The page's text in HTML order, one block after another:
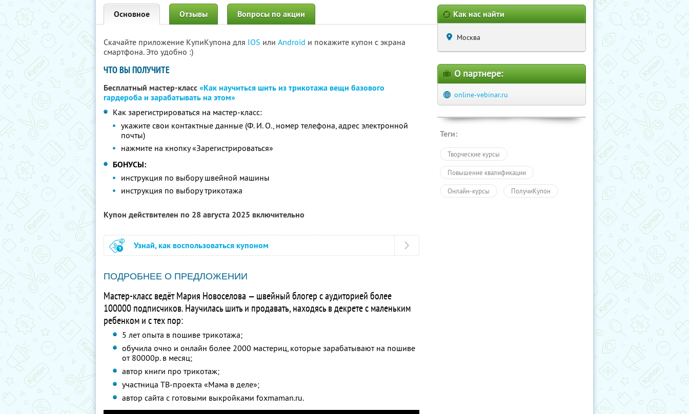
Основное Отзывы Вопросы по акции
Скачайте приложение КупиКупона для IOS или Android и покажите купон с экрана
смартфона. Это удобно :)
ЧТО ВЫ ПОЛУЧИТЕ
Бесплатный мастер-класс«Как научиться шить из трикотажа вещи базового
гардероба и зарабатывать на этом»
Как зарегистрироваться на мастер-класс:
укажите свои контактные данные (Ф. И. О., номер телефона, адрес электронной
почты)
нажмите на кнопку «Зарегистрироваться»
БОНУСЫ:
инструкция по выбору швейной машины
инструкция по выбору трикотажа
Купон действителен по 28 августа 2025 включительно
Узнай, как воспользоваться купоном
ПОДРОБНЕЕ О ПРЕДЛОЖЕНИИ
Мастер-класс ведёт Мария Новоселова — швейный блогер с аудиторией более
100000 подписчиков. Научилась шить и продавать, находясь в декрете с маленьким
ребенком и с тех пор:
5 лет опыта в пошиве трикотажа;
обучила очно и онлайн более 2000 мастериц, которые зарабатывают на пошиве
от 80000р. в месяц;
автор книги про трикотаж;
участница ТВ-проекта «Мама в деле»;
автор сайта с готовыми выкройками foxmaman.ru.
Как нас найти
Москва
О партнере:
online-vebinar.ru
Теги:
Творческие курсы
Повышение квалификации
Онлайн-курсы ПолучиКупон